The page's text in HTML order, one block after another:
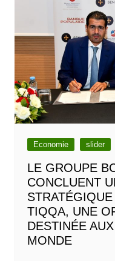
Economie slider
LE GROUPE
CONCLUENT
TIQQA, UNE
DESTINÉE
MONDE